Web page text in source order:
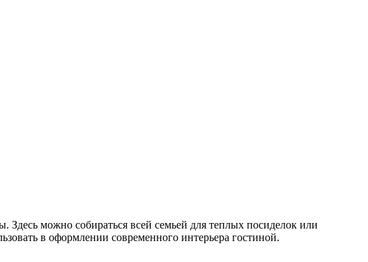
Здесь можно собираться всей семьей для теплых посиделок или
в оформлении современного интерьера гостиной.